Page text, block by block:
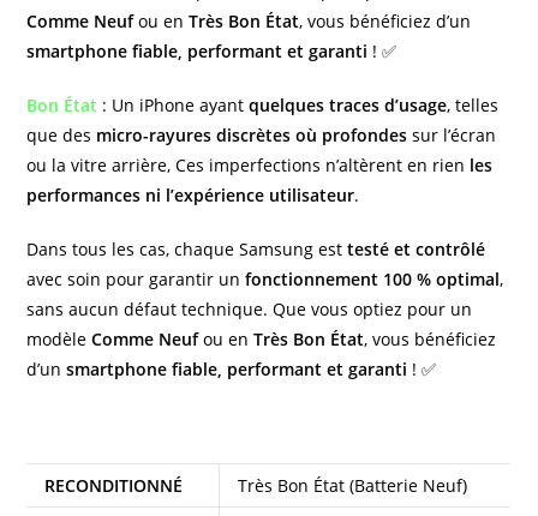
Comme Neufou enTrès Bon État, vous bénéficiez d’un
smartphone fiable, performant et garanti ! ✅
Bon État : Un iPhone ayantquelques traces d’usage, telles
que des micro-rayures discrètes où profondes sur l’écran
ou la vitre arrière, Ces imperfections n’altèrent en rien les
performances ni l’expérience utilisateur.
Dans tous les cas, chaque Samsung esttesté et contrôlé
avec soin pour garantir unfonctionnement 100 % optimal,
sans aucun défaut technique. Que vous optiez pour un
modèleComme Neufou enTrès Bon État, vous bénéficiez
d’unsmartphone fiable, performant et garanti ! ✅
RECONDITIONNÉ
Très Bon État (Batterie Neuf)